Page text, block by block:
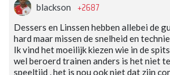
blackson +2687
Dessers en Linssen hebben allebei de
hard maar missen de snelheid en
Ik vind het moeilijk kiezen wie in de
wel beroerd trainen anders is het niet
speeltijd , het is nou ook niet dat zijn